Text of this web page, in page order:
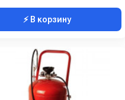
⚡ В корзину